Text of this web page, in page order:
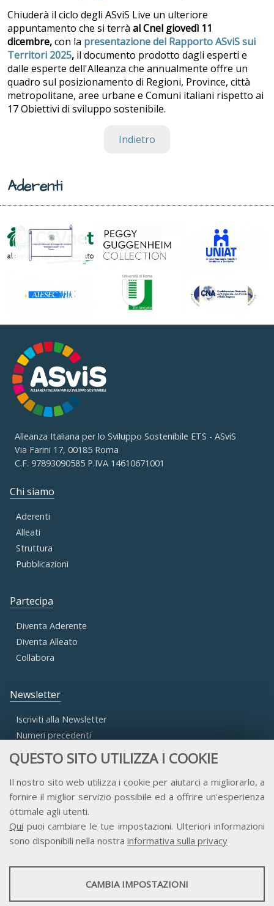
QUESTO SITO UTILIZZA I COOKIE
Il nostro sito web utilizza i cookie per aiutarci a migliorarlo, a
fornire il miglior servizio possibile ed a offrire un'esperienza
ottimale agli utenti.
Qui puoi cambiare le tue impostazioni. Ulteriori informazioni
sono disponibili nella nostra informativa sulla privacy
STATISTICHE
CAMBIA IMPOSTAZIONI
Chiuderà il ciclo degli ASviS Live un ulteriore
appuntamento che si terrà al Cnel giovedì11
dicembre,con la presentazione del Rapporto ASviS sui
Territori 2025, il documento prodotto dagli esperti e
dalle esperte dell'Alleanza che annualmente offre un
quadro sul posizionamento di Regioni, Province, città
metropolitane, aree urbane e Comuni italiani rispetto ai
17 Obiettivi di sviluppo sostenibile.
Indietro
Aderenti
Alleanza Italiana per lo Sviluppo Sostenibile ETS - ASviS
Via Farini 17, 00185 Roma
C.F. 97893090585 P.IVA 14610671001
Chi siamo
Aderenti
Alleati
Struttura
Pubblicazioni
Partecipa
Diventa Aderente
Diventa Alleato
Collabora
Newsletter
Iscriviti alla Newsletter
Numeri precedenti
Accesso Aderenti
Accesso Consulta
Accesso Team